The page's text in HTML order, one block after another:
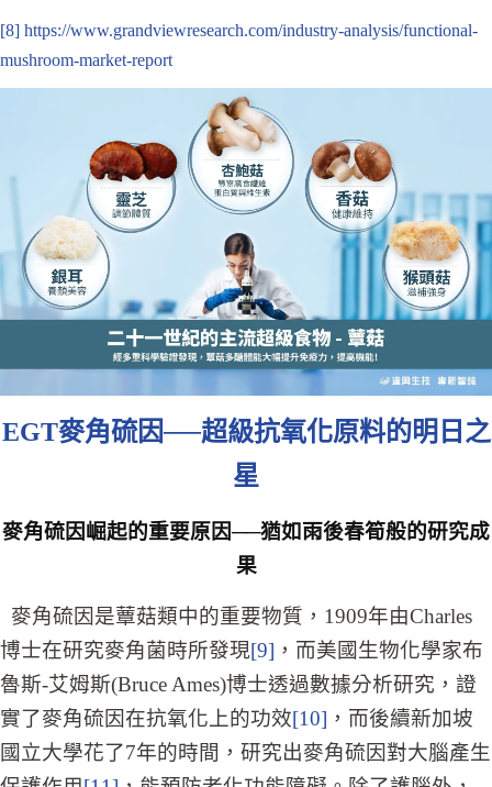
[8] https://www.grandviewresearch.com/industry-analysis/functional-
mushroom-market-report
EGT麥角硫因──超級抗氧化原料的明日之
星
麥角硫因崛起的重要原因──猶如雨後春筍般的研究成
果
麥角硫因是蕈菇類中的重要物質，1909年由Charles
博士在研究麥角菌時所發現[9] ，而美國生物化學家布
魯斯-艾姆斯(Bruce Ames)博士透過數據分析研究，證
實了麥角硫因在抗氧化上的功效[10] ，而後續新加坡
國立大學花了7年的時間，研究出麥角硫因對大腦產生